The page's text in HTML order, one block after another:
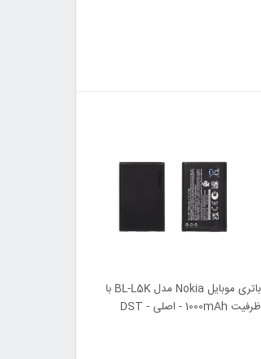
باتری موبایل Nokia مدل BL-L5K با
ظرفیت 1000mAh - اصلی - DST